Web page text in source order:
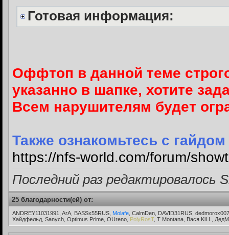
Готовая информация:
Оффтоп в данной теме
указанно в шапке, хотите
Всем нарушителям будет
Также ознакомьтесь с
https://nfs-world.com/forum/
Последний раз редактировалось
25 благодарности(ей) от:
ANDREY11031991, ArA, BASSx55RUS, Molafe , CalmDen, DAVID31RUS,
Хайдфельд, Sanych, Optimus Prime, OUreno, PolyRosT, T Montana, Вася KiLL,